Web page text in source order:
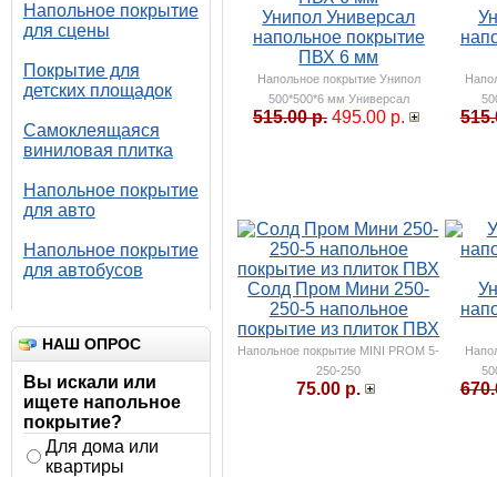
Напольное покрытие
для сцены
Покрытие для
детских площадок
Самоклеящаяся
виниловая плитка
Напольное покрытие
для авто
Напольное покрытие
для автобусов
НАШ ОПРОС
Вы искали или
ищете напольное
покрытие?
Для дома или
квартиры
Унипол Универсал
напольное покрытие
ПВХ 6 мм
Напольное покрытие Унипол
500*500*6 мм Универсал
515.00 р. 495.00 р.
Солд Пром Мини 250-
250-5 напольное
покрытие из плиток ПВХ
Напольное покрытие MINI PROM 5-
250-250
75.00 р.